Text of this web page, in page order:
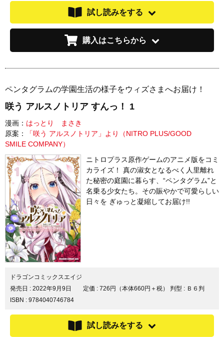
試し読みをする
購入はこちらから
ペンタグラムの学園生活の様子をウィズさまへお届け！
咲う アルスノトリア すんっ！ 1
漫画： はっとり まさき
原案：
「咲う アルスノトリア」より（NITRO PLUS/GOOD
SMILE COMPANY）
ニトロプラス原作ゲームのアニメ版をコミ
カライズ！ 真の淑女となるべく人里離れ
た秘密の庭園に暮らす、“ペンタグラム”と
名乗る少女たち。その賑やかで可愛らしい
日々を ぎゅっと凝縮してお届け!!
ドラゴンコミックスエイジ
発売日 : 2022年9月9日 定価 : 726円（本体660円＋税） 判型 : Ｂ６判
ISBN : 9784040746784
試し読みをする